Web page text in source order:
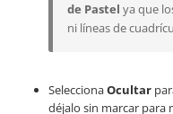
de Pastel ya que
ni líneas de
SeleccionaOcultar
déjalo sin marcar para